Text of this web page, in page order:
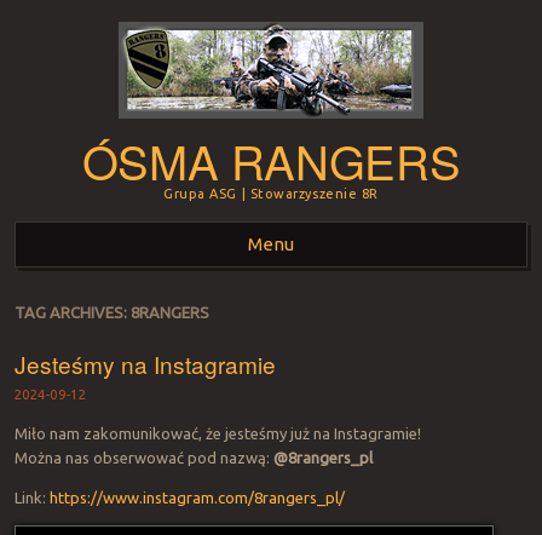
ÓSMA RANGERS
Grupa ASG | Stowarzyszenie 8R
Menu
Skip to content
TAG ARCHIVES: 8RANGERS
Jesteśmy na Instagramie
2024-09-12
Miło nam zakomunikować, że jesteśmy już na Instagramie!
Można nas obserwować pod nazwą: @8rangers_pl
Link: https://www.instagram.com/8rangers_pl/